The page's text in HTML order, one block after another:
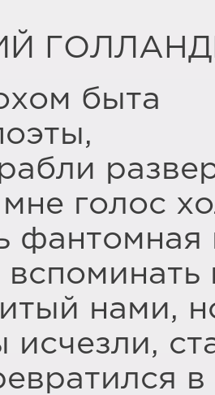
быта
голос
фантомная
нами,
исчезли,
в